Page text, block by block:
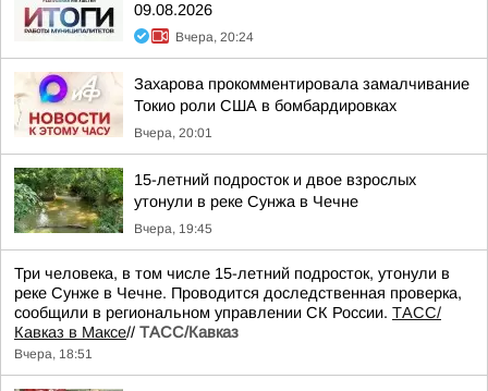
09.08.2026
Вчера, 20:24
Захарова прокомментировала замалчивание
Токио роли США в бомбардировках
Вчера, 20:01
15-летний подросток и двое взрослых
утонули в реке Сунжа в Чечне
Вчера, 19:45
Три человека, в том числе 15-летний подросток, утонули в
реке Сунже в Чечне. Проводится доследственная проверка,
сообщили в региональном управлении СК России. ТАСС/
Кавказ в Максе// ТАСС/Кавказ
Вчера, 18:51